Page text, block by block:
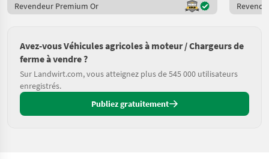
Revendeur Premium Or
Avez-vous Véhicules agricoles à moteur / Chargeurs de
ferme à vendre ?
Sur Landwirt.com, vous atteignez plus de 545 000 utilisateurs
enregistrés.
Publiez gratuitement